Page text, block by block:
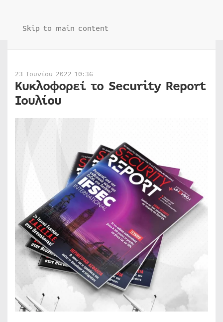
Skip to main content
23 Ιουνίου 2022 10:36
Κυκλοφορεί το Security Report
Ιουλίου